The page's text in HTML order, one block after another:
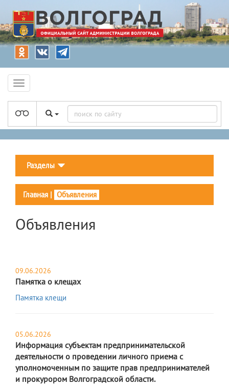
Разделы
Главная | Объявления
Объявления
09.06.2026
Памятка о клещах
Памятка клещи
05.06.2026
Информация субъектам предпринимательской
деятельности о проведении личного приема с
уполномоченным по защите прав предпринимателей
и прокурором Волгоградской области.